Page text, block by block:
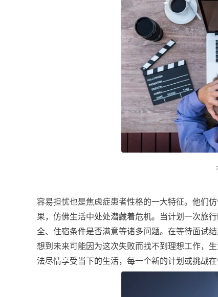
容易担忧也是焦虑症患者性格的一大特征。他们仿
果，仿佛生活中处处潜藏着危机。当计划一次旅
全、住宿条件是否满意等诸多问题。在等待面试
想到未来可能因为这次失败而找不到理想工作，
法尽情享受当下的生活，每一个新的计划或挑战